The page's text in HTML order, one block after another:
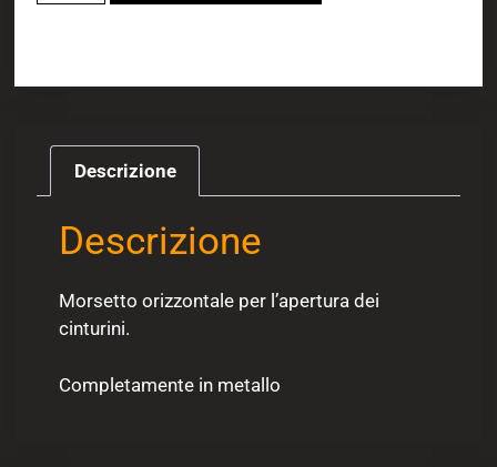
Descrizione
Descrizione
Morsetto orizzontale per l’apertura dei
cinturini.
Completamente in metallo